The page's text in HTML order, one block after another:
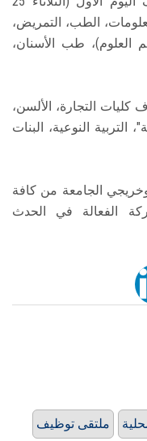
الطب، التمريض،
العلوم)، طب الأسنان،
فبراير) يستهدف كليات التجارة، الألسن،
التربية النوعية، البنات
الجامعة من كافة
الفعالة في الحدث
ملتقى توظيف